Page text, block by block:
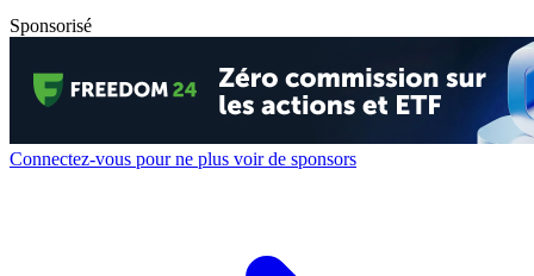
Sponsorisé
Connectez-vous pour ne plus voir de sponsors